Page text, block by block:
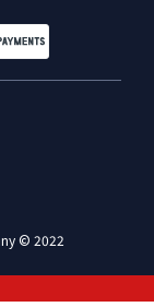
© 2022